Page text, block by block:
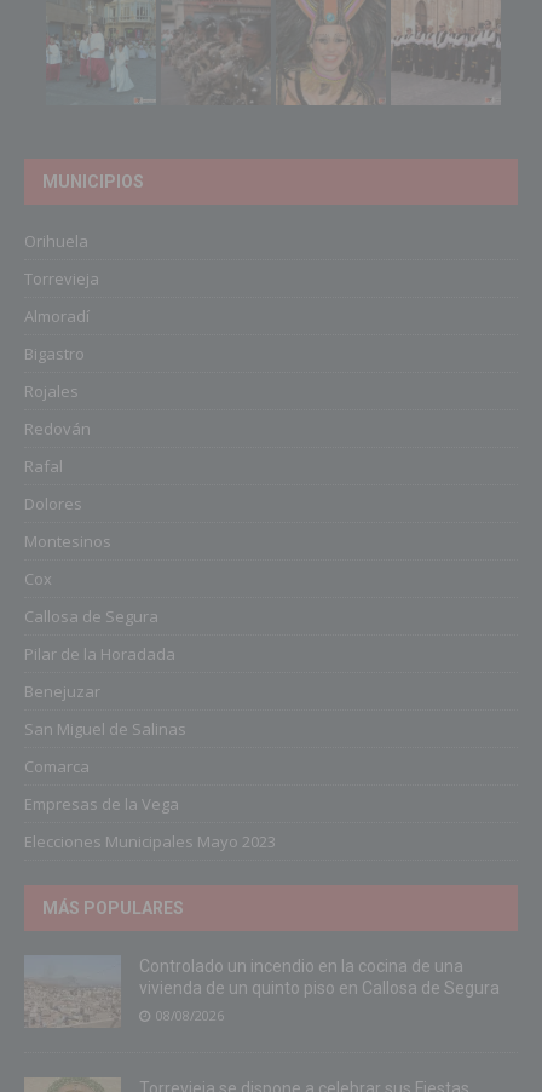
MUNICIPIOS
Orihuela
Torrevieja
Almoradí
Bigastro
Rojales
Redován
Rafal
Dolores
Montesinos
Cox
Callosa de Segura
Pilar de la Horadada
Benejuzar
San Miguel de Salinas
Comarca
Empresas de la Vega
Elecciones Municipales Mayo 2023
MÁS POPULARES
Controlado un incendio en la cocina de una
vivienda de un quinto piso en Callosa de Segura
08/08/2026